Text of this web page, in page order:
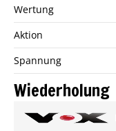
Wertung
Aktion
Spannung
Wiederholung